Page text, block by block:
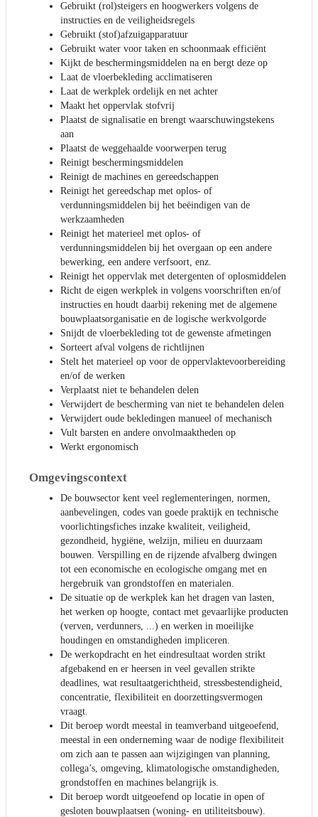
Gebruikt (rol)steigers en hoogwerkers volgens de
instructies en de veiligheidsregels
Gebruikt (stof)afzuigapparatuur
Gebruikt water voor taken en schoonmaak efficiënt
Kijkt de beschermingsmiddelen na en bergt deze op
Laat de vloerbekleding acclimatiseren
Laat de werkplek ordelijk en net achter
Maakt het oppervlak stofvrij
Plaatst de signalisatie en brengt waarschuwingstekens
aan
Plaatst de weggehaalde voorwerpen terug
Reinigt beschermingsmiddelen
Reinigt de machines en gereedschappen
Reinigt het gereedschap met oplos- of
verdunningsmiddelen bij het beëindigen van de
werkzaamheden
Reinigt het materieel met oplos- of
verdunningsmiddelen bij het overgaan op een andere
bewerking, een andere verfsoort, enz.
Reinigt het oppervlak met detergenten of oplosmiddelen
Richt de eigen werkplek in volgens voorschriften en/of
instructies en houdt daarbij rekening met de algemene
bouwplaatsorganisatie en de logische werkvolgorde
Snijdt de vloerbekleding tot de gewenste afmetingen
Sorteert afval volgens de richtlijnen
Stelt het materieel op voor de oppervlaktevoorbereiding
en/of de werken
Verplaatst niet te behandelen delen
Verwijdert de bescherming van niet te behandelen delen
Verwijdert oude bekledingen manueel of mechanisch
Vult barsten en andere onvolmaaktheden op
Werkt ergonomisch
Omgevingscontext
De bouwsector kent veel reglementeringen, normen,
aanbevelingen, codes van goede praktijk en technische
voorlichtingsfiches inzake kwaliteit, veiligheid,
gezondheid, hygiëne, welzijn, milieu en duurzaam
bouwen. Verspilling en de rijzende afvalberg dwingen
tot een economische en ecologische omgang met en
hergebruik van grondstoffen en materialen.
De situatie op de werkplek kan het dragen van lasten,
het werken op hoogte, contact met gevaarlijke producten
(verven, verdunners, ...) en werken in moeilijke
houdingen en omstandigheden impliceren.
De werkopdracht en het eindresultaat worden strikt
afgebakend en er heersen in veel gevallen strikte
deadlines, wat resultaatgerichtheid, stressbestendigheid,
concentratie, flexibiliteit en doorzettingsvermogen
vraagt.
Dit beroep wordt meestal in teamverband uitgeoefend,
meestal in een onderneming waar de nodige flexibiliteit
om zich aan te passen aan wijzigingen van planning,
collega’s, omgeving, klimatologische omstandigheden,
grondstoffen en machines belangrijk is.
Dit beroep wordt uitgeoefend op locatie in open of
gesloten bouwplaatsen (woning- en utiliteitsbouw).